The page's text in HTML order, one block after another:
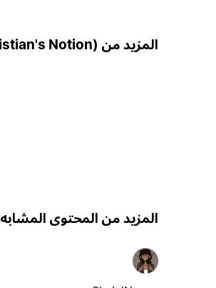
المزيد من Christian Fresu (Christian's Notion)
المزيد من المحتوى المشابه